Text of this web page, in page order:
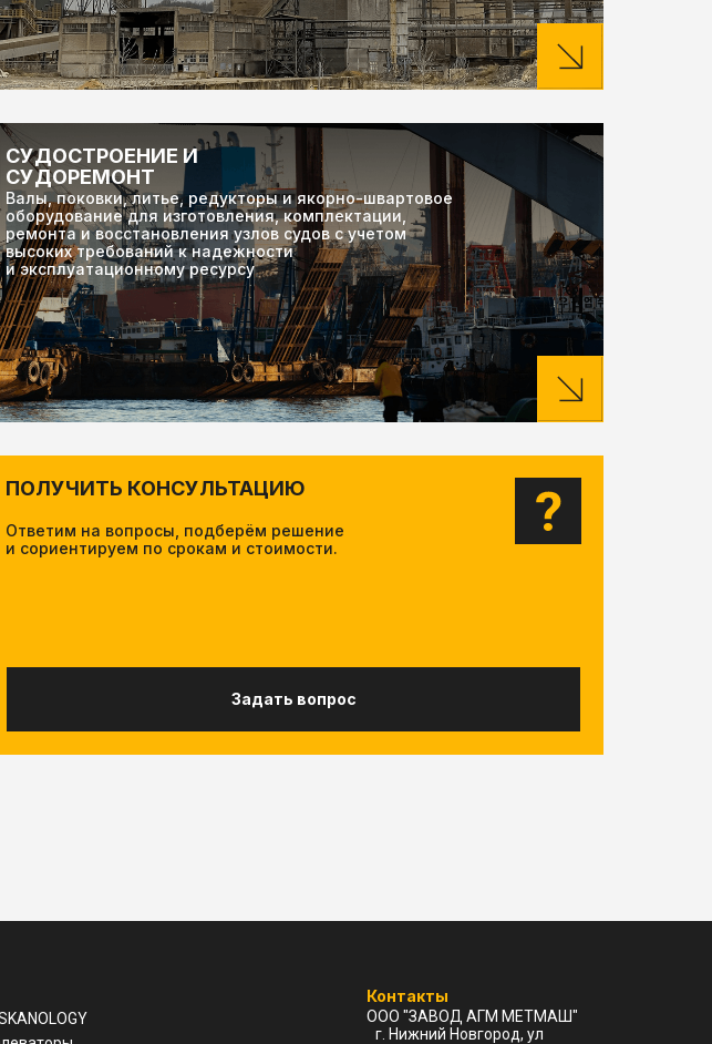
Валы, поковки, литье, редукторы и якорно-швартовое
оборудование для изготовления, комплектации,
ремонта и восстановления узлов судов с учетом
высоких требований к надежности
и эксплуатационному ресурсу
СУДОСТРОЕНИЕ И
СУДОРЕМОНТ
Ответим на вопросы, подберём решение
и сориентируем по срокам и стоимости.
ПОЛУЧИТЬ КОНСУЛЬТАЦИЮ
Задать вопрос
Контакты
ООО "ЗАВОД АГМ МЕТМАШ"
г. Нижний Новгород, ул